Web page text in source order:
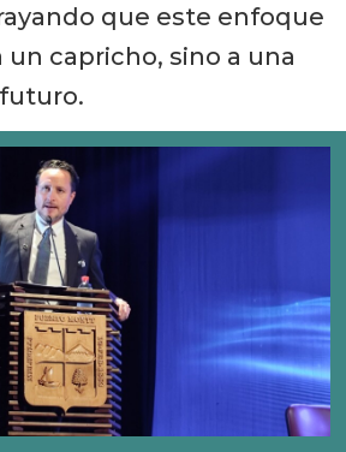
que este enfoque
un capricho, sino a una